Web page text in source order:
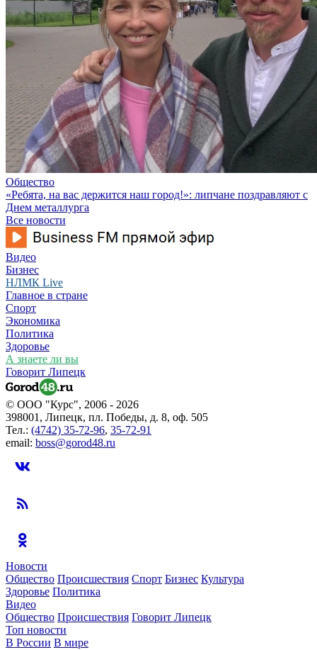
Общество
«Ребята, на вас держится наш город!»: липчане поздравляют с
Днем металлурга
Все новости
Видео
Бизнес
НЛМК Live
Главное в стране
Спорт
Экономика
Политика
Здоровье
А знаете ли вы
Говорит Липецк
© ООО "Курс", 2006 - 2026
398001, Липецк, пл. Победы, д. 8, оф. 505
Тел.: (4742) 35-72-96, 35-72-91
email: boss@gorod48.ru
Новости
Общество Происшествия Спорт Бизнес Культура
Здоровье Политика
Видео
Общество Происшествия Говорит Липецк
Топ новости
В России В мире